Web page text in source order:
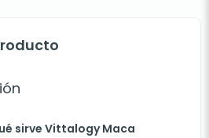
sirve Vittalogy Maca